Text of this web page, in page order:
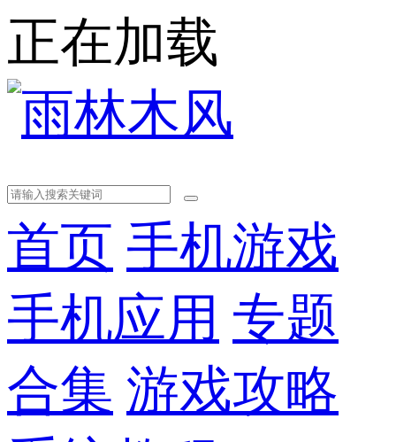
正在加载
首页 手机游戏
手机应用 专题
合集 游戏攻略